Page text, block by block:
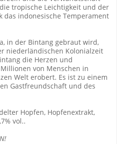
tropische Leichtigkeit und der
das indonesische Temperament
in der Bintang gebraut wird,
niederländischen Kolonialzeit
die Herzen und
von Menschen in
Welt erobert. Es ist zu einem
Gastfreundschaft und des
Hopfen, Hopfenextrakt,
vol..